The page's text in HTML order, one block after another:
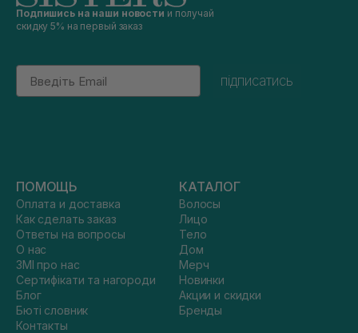
Подпишись на наши новости и получай
скидку 5% на первый заказ
Email
підписатись
ПОМОЩЬ
Оплата и доставка
Как сделать заказ
Ответы на вопросы
О нас
ЗМІ про нас
Сертифікати та нагороди
Блог
Бюті словник
Контакты
КАТАЛОГ
Волосы
Лицо
Тело
Дом
Мерч
Новинки
Акции и скидки
Бренды